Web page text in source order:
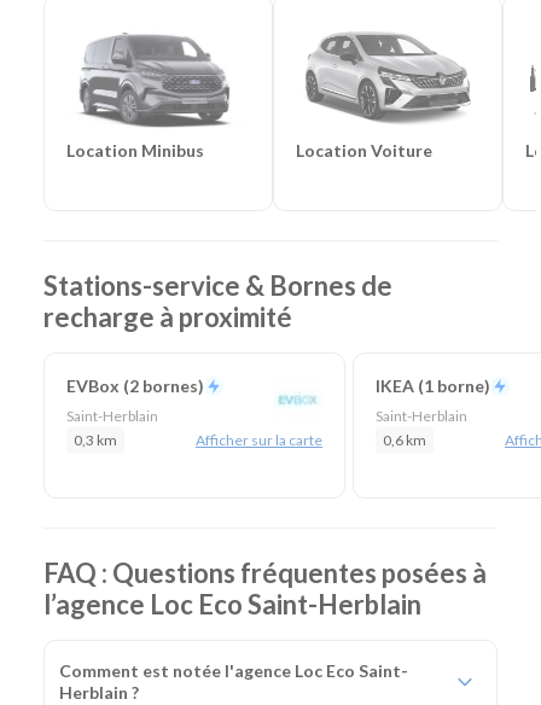
Location Minibus Location Voiture
Stations-service & Bornes de
recharge à proximité
EVBox (2 bornes)
Saint-Herblain
0,3 km
Afficher sur la carte
IKEA (1 borne)
Saint-Herblain
0,6 km
FAQ : Questions fréquentes posées à
l’agence Loc Eco Saint-Herblain
Comment est notée l'agence Loc Eco Saint-
Herblain ?